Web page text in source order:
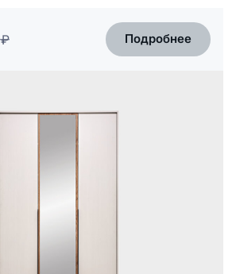
₽ Подробнее